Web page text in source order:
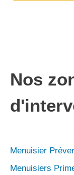
Nos
Menuisier
Menuisiers